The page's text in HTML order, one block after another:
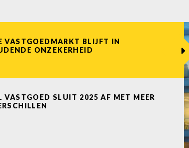
VASTGOEDMARKT BLIJFT IN
ONZEKERHEID
VASTGOED SLUIT 2025 AF MET MEER